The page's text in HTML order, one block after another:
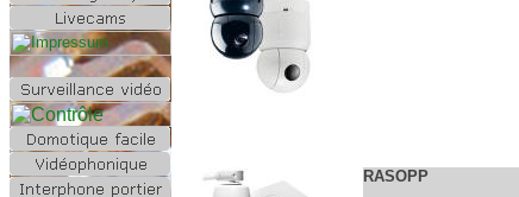
RASOPP